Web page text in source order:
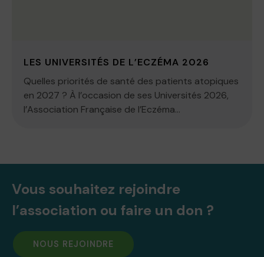
LES UNIVERSITÉS DE L’ECZÉMA 2026
Quelles priorités de santé des patients atopiques
en 2027 ? À l’occasion de ses Universités 2026,
l’Association Française de l’Eczéma...
Vous souhaitez rejoindre
l’association ou faire un don ?
NOUS REJOINDRE